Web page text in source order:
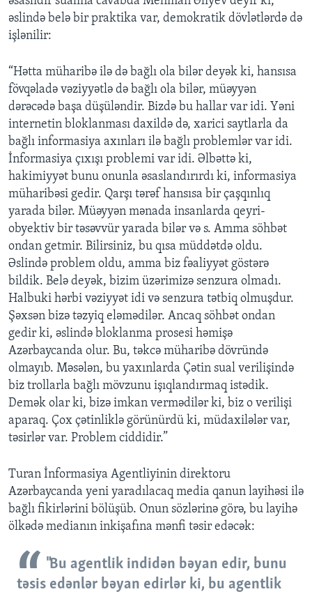
əslində belə bir praktika var, demokratik dövlətlərdə də
işlənilir:
“Hətta müharibə ilə də bağlı ola bilər deyək ki, hansısa
fövqəladə vəziyyətlə də bağlı ola bilər, müəyyən
dərəcədə başa düşüləndir. Bizdə bu hallar var idi. Yəni
internetin bloklanması daxildə də, xarici saytlarla da
bağlı informasiya axınları ilə bağlı problemlər var idi.
İnformasiya çıxışı problemi var idi. Əlbəttə ki,
hakimiyyət bunu onunla əsaslandırırdı ki, informasiya
müharibəsi gedir. Qarşı tərəf hansısa bir çaşqınlıq
yarada bilər. Müəyyən mənada insanlarda qeyri-
obyektiv bir təsəvvür yarada bilər və s. Amma söhbət
ondan getmir. Bilirsiniz, bu qısa müddətdə oldu.
Əslində problem oldu, amma biz fəaliyyət göstərə
bildik. Belə deyək, bizim üzərimizə senzura olmadı.
Halbuki hərbi vəziyyət idi və senzura tətbiq olmuşdur.
Şəxsən bizə təzyiq eləmədilər. Ancaq söhbət ondan
gedir ki, əslində bloklanma prosesi həmişə
Azərbaycanda olur. Bu, təkcə müharibə dövründə
olmayıb. Məsələn, bu yaxınlarda Çətin sual verilişində
biz trollarla bağlı mövzunu işıqlandırmaq istədik.
Demək olar ki, bizə imkan vermədilər ki, biz o verilişi
aparaq. Çox çətinliklə görünürdü ki, müdaxilələr var,
təsirlər var. Problem ciddidir.”
Turan İnformasiya Agentliyinin direktoru
Azərbaycanda yeni yaradılacaq media qanun layihəsi ilə
bağlı fikirlərini bölüşüb. Onun sözlərinə görə, bu layihə
ölkədə medianın inkişafına mənfi təsir edəcək:
"Bu agentlik indidən bəyan edir, bunu
təsis edənlər bəyan edirlər ki, bu agentlik